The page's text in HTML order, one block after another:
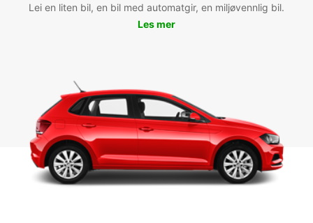
Lei en liten bil, en bil med automatgir, en miljøvennlig bil.
Les mer